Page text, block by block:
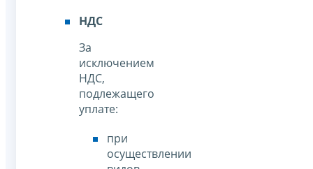
НДС
За
исключением
НДС,
подлежащего
уплате:
при
осуществлении